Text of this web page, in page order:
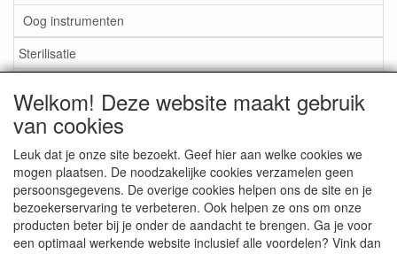
Oog instrumenten
Sterilisatie
Aktieartikelen
Medisan Trading te Alblasserdam. Alle genoemde prijzen zijn
inclusief BTW enexclusief verzendkostentenzij anders
Welkom! Deze website maakt gebruik
van cookies
Leuk dat je onze site bezoekt. Geef hier aan welke cookies we
mogen plaatsen. De noodzakelijke cookies verzamelen geen
persoonsgegevens. De overige cookies helpen ons de site en je
bezoekerservaring te verbeteren. Ook helpen ze ons om onze
producten beter bij je onder de aandacht te brengen. Ga je voor
een optimaal werkende website inclusief alle voordelen? Vink dan